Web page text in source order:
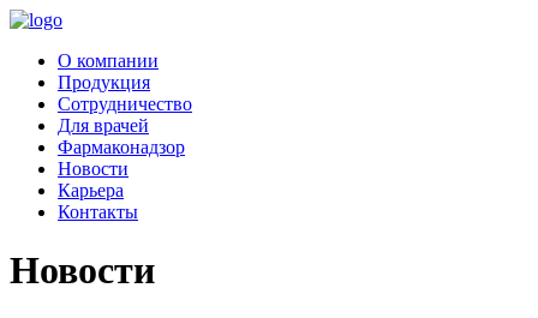
Перейти
содержимому
О компании
Продукция
Сотрудничество
Для врачей
Фармаконадзор
Новости
Карьера
Контакты
Новости